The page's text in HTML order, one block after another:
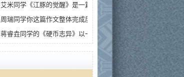
艾米同学《江豚的觉醒》是一篇情感细腻、寓意深...
周瑞同学你这篇作文整体完成度较高，情感真挚...
蒋睿垚同学的《硬币志异》以一枚假币的奇幻旅...